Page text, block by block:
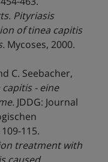
Pityriasis
of tinea capitis
Mycoses, 2000.
C. Seebacher,
- eine
JDDG: Journal
115.
treatment with